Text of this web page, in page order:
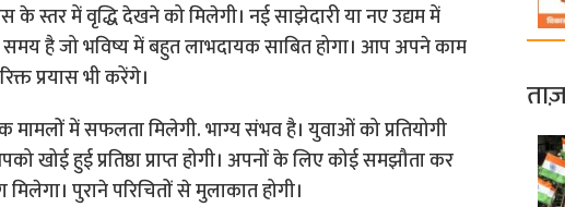
स्तर में वृद्धि देखने को मिलेगी। नई साझेदारी या नए उद्यम में
है जो भविष्य में बहुत लाभदायक साबित होगा। आप अपने काम
प्रयास भी करेंगे।
में सफलता मिलेगी. भाग्य संभव है। युवाओं को प्रतियोगी
खोई हुई प्रतिष्ठा प्राप्त होगी। अपनों के लिए कोई समझौता कर
पुराने परिचितों से मुलाकात होगी।